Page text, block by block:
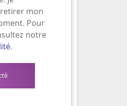
mon
Pour
notre
.